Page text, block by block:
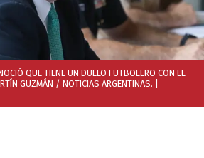
QUE TIENE UN DUELO FUTBOLERO CON EL
GUZMÁN / NOTICIAS ARGENTINAS.